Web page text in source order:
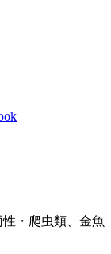
・爬虫類、金魚